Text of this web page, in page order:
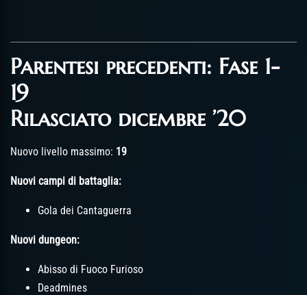
Parentesi precedenti: Fase 1-
19
Rilasciato dicembre ’20
Nuovo livello massimo: 19
Nuovi campi di battaglia:
Gola dei Cantaguerra
Nuovi dungeon:
Abisso di Fuoco Furioso
Deadmines